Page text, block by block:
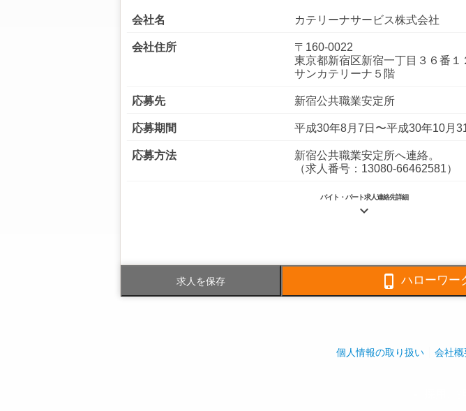
会社名 カテリーナサービス株式会社
会社住所
〒160-0022
東京都新宿区新宿一丁目３６番１
サンカテリーナ５階
応募先 新宿公共職業安定所
応募期間 平成30年8月7日〜平成30年10月
応募方法
新宿公共職業安定所へ連絡。
（求人番号：13080-66462581）
バイト・パート求人連絡先詳細

マンション・ビルの日常清掃及
調機・照明器具他）業務・マン
求人を保存  ハローワー
個人情報の取り扱い 会社概